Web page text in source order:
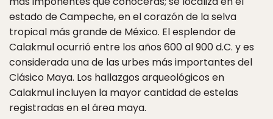
estado de Campeche, en el corazón de la selva
tropical más grande de México. El esplendor de
Calakmul ocurrió entre los años 600 al 900 d.C. y es
considerada una de las urbes más importantes del
Clásico Maya. Los hallazgos arqueológicos en
Calakmul incluyen la mayor cantidad de estelas
registradas en el área maya.